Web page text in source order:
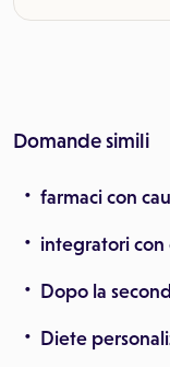
Domande simili
farmaci con
integratori con
Dopo la
Diete